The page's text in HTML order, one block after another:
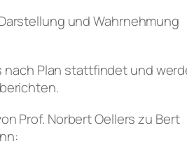
und Wahrnehmung
nach Plan stattfindet und
Prof. Norbert Oellers zu Bert